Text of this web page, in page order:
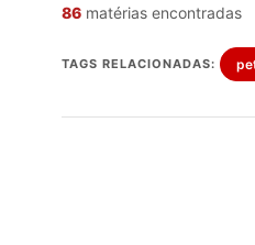
86 matérias encontradas
TAGS RELACIONADAS: